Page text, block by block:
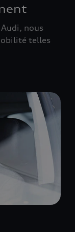
nous
telles